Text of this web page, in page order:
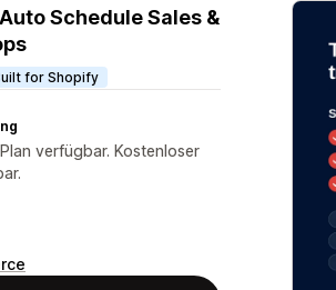
Schedule Sales &
for Shopify
verfügbar. Kostenloser